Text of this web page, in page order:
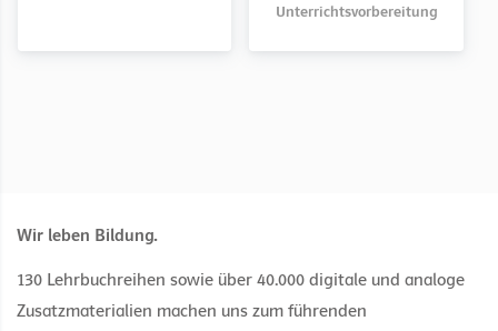
Unterrichtsvorbereitung
Wir leben Bildung.
130 Lehrbuchreihen sowie über 40.000 digitale und analoge
Zusatzmaterialien machen uns zum führenden